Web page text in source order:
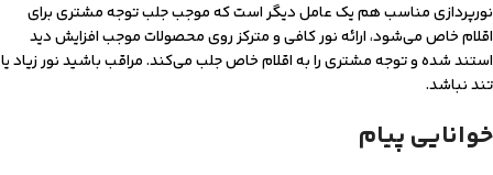
نورپردازی مناسب هم یک عامل دیگر است که موجب جلب توجه مشتری برای
اقلام خاص می‌شود، ارائه نور کافی و مترکز روی محصولات موجب افزایش دید
استند شده و توجه مشتری را به اقلام خاص جلب می‌کند. مراقب باشید نور زیاد یا
تند نباشد.
خوانایی پیام